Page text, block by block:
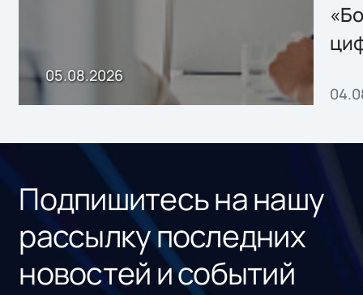
05.08.2026
Подпишитесь на нашу
рассылку последних
новостей и событий